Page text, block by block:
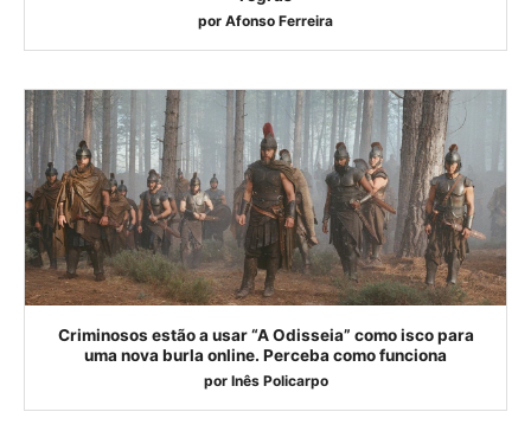
por Afonso Ferreira
Criminosos estão a usar “A Odisseia” como isco para
uma nova burla online. Perceba como funciona
por Inês Policarpo